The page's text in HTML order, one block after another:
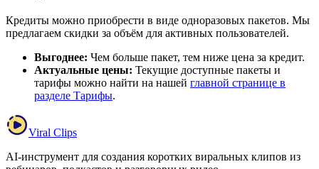
Кредиты можно приобрести в виде одноразовых пакетов. Мы
предлагаем скидки за объём для активных пользователей.
Выгоднее: Чем больше пакет, тем ниже цена за кредит.
Актуальные цены: Текущие доступные пакеты и
тарифы можно найти на нашей главной странице в
разделе Тарифы.
Viral Clips
AI-инструмент для создания коротких виральных клипов из